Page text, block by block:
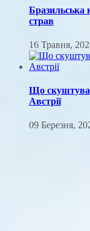
Бразильська
страв
16 Травня,
Що
Австрії
09 Березня,